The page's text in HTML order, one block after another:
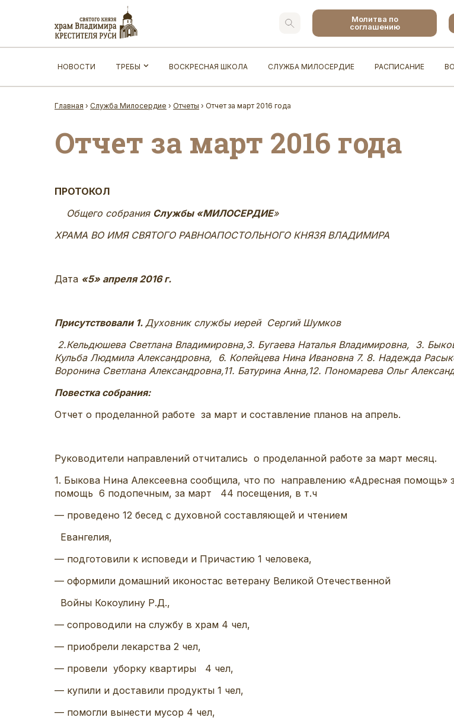
Молитва по
соглашению
НОВОСТИ ТРЕБЫ ВОСКРЕСНАЯ ШКОЛА СЛУЖБА МИЛОСЕРДИЕ РАСПИСАНИЕ
Главная › Служба Милосердие › Отчеты › Отчет за март 2016 года
Отчет за март 2016 года
ПРОТОКОЛ
Общего собрания Службы «МИЛОСЕРДИЕ»
ХРАМА ВО ИМЯ СВЯТОГО РАВНОАПОСТОЛЬНОГО КНЯЗЯ ВЛАДИМИРА
Дата «5» апреля 2016 г.
Присутствовали 1. Духовник службы иерей Сергий Шумков
2.Кельдюшева Светлана Владимировна,3. Бугаева Наталья Владимировна, 3.
Кульба Людмила Александровна, 6. Копейцева Нина Ивановна 7. 8. Надежда
Воронина Светлана Александровна,11. Батурина Анна,12. Пономарева Ольг
Повестка собрания:
Отчет о проделанной работе за март и составление планов на апрель.
Руководители направлений отчитались о проделанной работе за март месяц.
1. Быкова Нина Алексеевна сообщила, что по направлению «Адресная помощь»
помощь 6 подопечным, за март 44 посещения, в т.ч
— проведено 12 бесед с духовной составляющей и чтением
Евангелия,
— подготовили к исповеди и Причастию 1 человека,
— оформили домашний иконостас ветерану Великой Отечественной
Войны Кокоулину Р.Д.,
— сопроводили на службу в храм 4 чел,
— приобрели лекарства 2 чел,
— провели уборку квартиры 4 чел,
— купили и доставили продукты 1 чел,
— помогли вынести мусор 4 чел,